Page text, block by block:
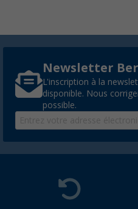
Newsletter
L'inscription à la
disponible. Nous
possible.